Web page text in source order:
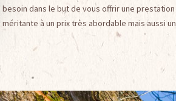
besoin dans le but de vous offrir une prestation
méritante à un prix très abordable mais aussi un